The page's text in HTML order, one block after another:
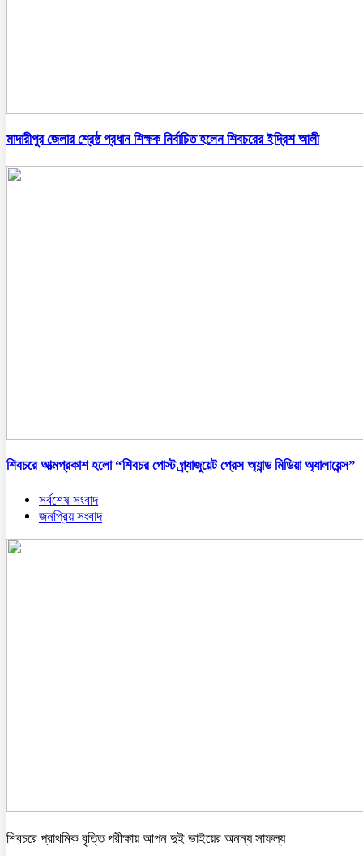
মাদারীপুর জেলার শ্রেষ্ঠ প্রধান শিক্ষক নির্বাচিত হলেন শিবচরের ইদ্রিশ আলী
শিবচরে আত্মপ্রকাশ হলো “শিবচর পোস্ট গ্র্যাজুয়েট প্রেস অ্যান্ড মিডিয়া অ্যালায়েন্স”
সর্বশেষ সংবাদ
জনপ্রিয় সংবাদ
শিবচরে প্রাথমিক বৃত্তি পরীক্ষায় আপন দুই ভাইয়ের অনন্য সাফল্য